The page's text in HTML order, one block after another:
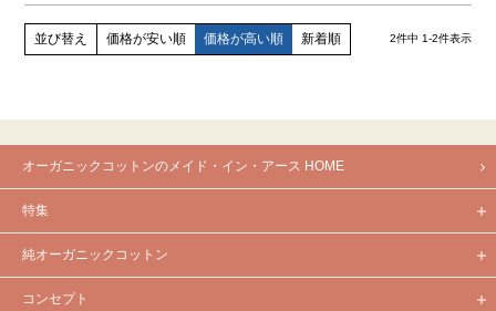
並び替え 価格が安い順 価格が高い順 新着順 2件中 1-2件表示
オーガニックコットンのメイド・イン・アース HOME
特集
純オーガニックコットン
コンセプト